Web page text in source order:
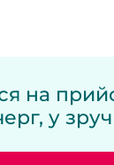
на
у